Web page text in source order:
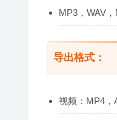
MP3，WAV
导出格式：
视频：MP4，